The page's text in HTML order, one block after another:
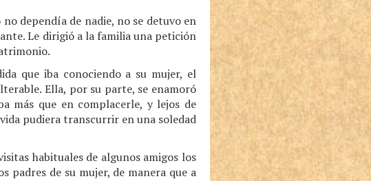
dependía de nadie, no se detuvo en
Le dirigió a la familia una petición
que iba conociendo a su mujer, el
Ella, por su parte, se enamoró
más que en complacerle, y lejos de
pudiera transcurrir en una soledad
habituales de algunos amigos los
padres de su mujer, de manera que a